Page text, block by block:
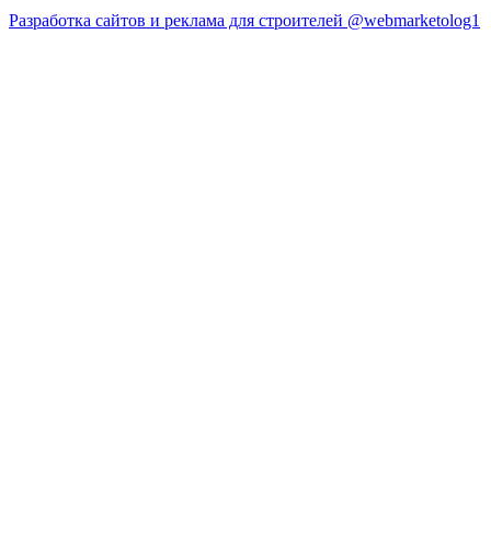
Разработка сайтов и реклама для строителей @webmarketolog1